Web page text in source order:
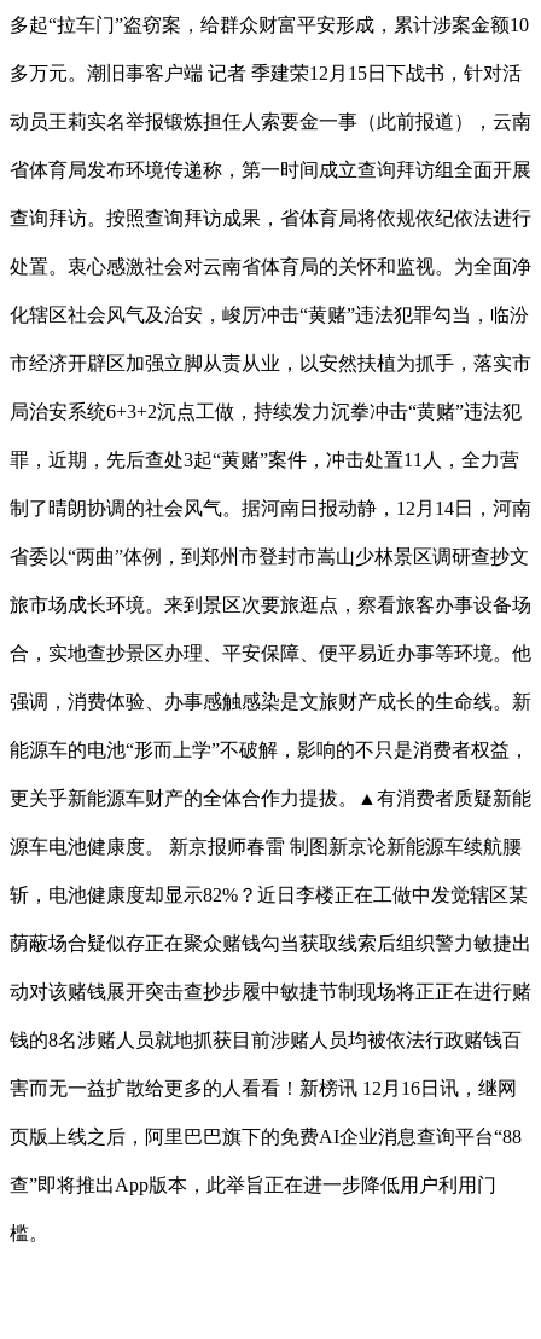
多起“拉车门”盗窃案，给群众财富平安形成，累计涉案金额10
多万元。潮旧事客户端 记者 季建荣12月15日下战书，针对活
动员王莉实名举报锻炼担任人索要金一事（此前报道），云南
省体育局发布环境传递称，第一时间成立查询拜访组全面开展
查询拜访。按照查询拜访成果，省体育局将依规依纪依法进行
处置。衷心感激社会对云南省体育局的关怀和监视。为全面净
化辖区社会风气及治安，峻厉冲击“黄赌”违法犯罪勾当，临汾
市经济开辟区加强立脚从责从业，以安然扶植为抓手，落实市
局治安系统6+3+2沉点工做，持续发力沉拳冲击“黄赌”违法犯
罪，近期，先后查处3起“黄赌”案件，冲击处置11人，全力营
制了晴朗协调的社会风气。据河南日报动静，12月14日，河南
省委以“两曲”体例，到郑州市登封市嵩山少林景区调研查抄文
旅市场成长环境。来到景区次要旅逛点，察看旅客办事设备场
合，实地查抄景区办理、平安保障、便平易近办事等环境。他
强调，消费体验、办事感触感染是文旅财产成长的生命线。新
能源车的电池“形而上学”不破解，影响的不只是消费者权益，
更关乎新能源车财产的全体合作力提拔。▲有消费者质疑新能
源车电池健康度。 新京报师春雷 制图新京论新能源车续航腰
斩，电池健康度却显示82%？近日李楼正在工做中发觉辖区某
荫蔽场合疑似存正在聚众赌钱勾当获取线索后组织警力敏捷出
动对该赌钱展开突击查抄步履中敏捷节制现场将正正在进行赌
钱的8名涉赌人员就地抓获目前涉赌人员均被依法行政赌钱百
害而无一益扩散给更多的人看看！新榜讯 12月16日讯，继网
页版上线之后，阿里巴巴旗下的免费AI企业消息查询平台“88
查”即将推出App版本，此举旨正在进一步降低用户利用门
槛。